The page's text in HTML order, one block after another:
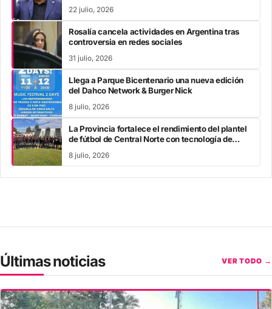
22 julio, 2026
Rosalía cancela actividades en Argentina tras
controversia en redes sociales
31 julio, 2026
Llega a Parque Bicentenario una nueva edición
del Dahco Network & Burger Nick
8 julio, 2026
La Provincia fortalece el rendimiento del plantel
de fútbol de Central Norte con tecnología de
8 julio, 2026
Últimas noticias VER TODO →